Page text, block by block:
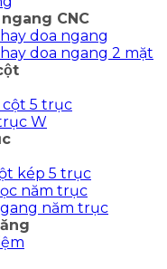
CNC
doa ngang
doa ngang 2 mặt
5 trục
W
kép 5 trục
năm trục
năm trục